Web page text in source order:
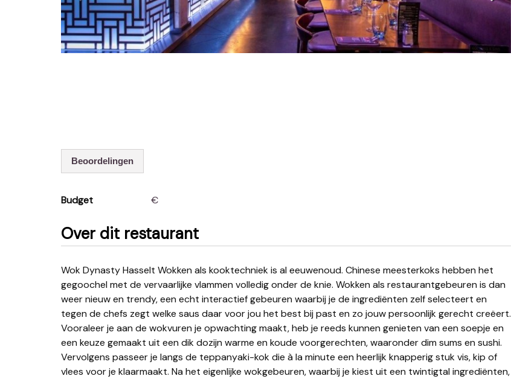
Beoordelingen
Budget €
Over dit restaurant
Wok Dynasty Hasselt Wokken als kooktechniek is al eeuwenoud. Chinese meesterkoks hebben het
gegoochel met de vervaarlijke vlammen volledig onder de knie. Wokken als restaurantgebeuren is dan
weer nieuw en trendy, een echt interactief gebeuren waarbij je de ingrediënten zelf selecteert en
tegen de chefs zegt welke saus daar voor jou het best bij past en zo jouw persoonlijk gerecht creëert.
Vooraleer je aan de wokvuren je opwachting maakt, heb je reeds kunnen genieten van een soepje en
een keuze gemaakt uit een dik dozijn warme en koude voorgerechten, waaronder dim sums en sushi.
Vervolgens passeer je langs de teppanyaki-kok die à la minute een heerlijk knapperig stuk vis, kip of
vlees voor je klaarmaakt. Na het eigenlijke wokgebeuren, waarbij je kiest uit een twintigtal ingrediënten,